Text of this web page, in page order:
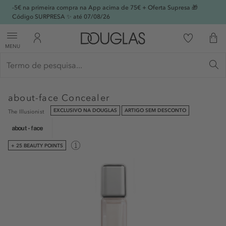
-5€ na primeira compra na App acima de 75€ + Oferta Supresa 🎁
Código SURPRESA ✨ até 07/08/26
MENU
about-face Concealer
The Illusionist EXCLUSIVO NA DOUGLAS ARTIGO SEM DESCONTO
+ 25 BEAUTY POINTS